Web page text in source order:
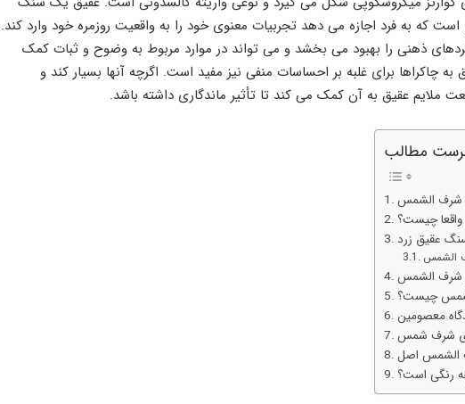
که به فرد اجازه می دهد تجربیات معنوی خود را به واقعیت روزمره خود وارد کند.
ذهنی را بهبود می بخشد و می تواند در موارد مربوط به وضوح و ثبات کمک
چاکراها برای غلبه بر احساسات منفی نیز مفید است. اگرچه آنها بسیار کند و
ملایم عقیق به آن کمک می کند تا تأثیر ماندگاری داشته باشد.
مطالب
الشمس
چیست؟
عقیق زرد
الشمس
چیست؟
معصومین
شرف شمس
اصل
رنگی است؟